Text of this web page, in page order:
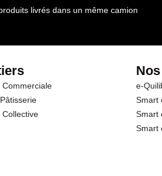
livrés dans un même camion
e-
Smart
Smart
Smart